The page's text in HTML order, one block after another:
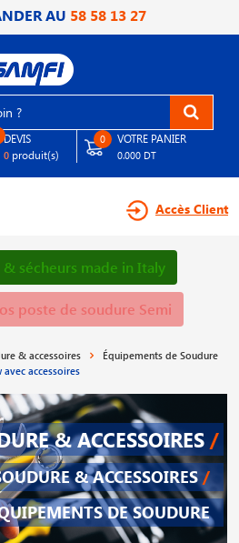
AU 58 58 13 27
DEVIS
0 produit(s)
0 VOTRE PANIER
0.000 DT
Accès Client
& sécheurs made in Italy
poste de soudure Semi
& accessoires
Équipements de Soudure
accessoires
& ACCESSOIRES /
& ACCESSOIRES /
DE SOUDURE